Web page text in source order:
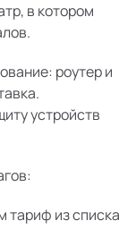
в котором
роутер и
устройств
тариф из списка